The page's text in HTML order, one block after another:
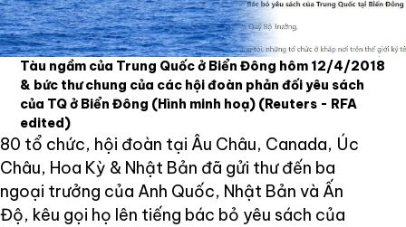
Tàu ngầm của Trung Quốc ở Biển Đông hôm 12/4/2018
& bức thư chung của các hội đoàn phản đối yêu sách
của TQ ở Biển Đông (Hình minh hoạ) (Reuters - RFA
edited)
80 tổ chức, hội đoàn tại Âu Châu, Canada, Úc
Châu, Hoa Kỳ & Nhật Bản đã gửi thư đến ba
ngoại trưởng của Anh Quốc, Nhật Bản và Ấn
Độ, kêu gọi họ lên tiếng bác bỏ yêu sách của